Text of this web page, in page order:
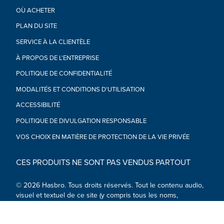
les fans. (Vendus séparément, dans la limite des stocks)
•À partir de 4 ans
enfants de moins de 3 ans.
•Inclut figurine et accessoire.
OÙ ACHETER
PLAN DU SITE
SERVICE À LA CLIENTÈLE
À PROPOS DE L'ENTREPRISE
POLITIQUE DE CONFIDENTIALITÉ
MODALITÉS ET CONDITIONS D'UTILISATION
ACCESSIBILITÉ
POLITIQUE DE DIVULGATION RESPONSABLE
VOS CHOIX EN MATIÈRE DE PROTECTION DE LA VIE PRIVÉE
CES PRODUITS NE SONT PAS VENDUS PARTOUT
© 2026 Hasbro. Tous droits réservés. Tout le contenu audio,
visuel et textuel de ce site (y compris tous les noms,